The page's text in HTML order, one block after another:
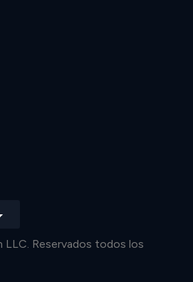
Reservados todos los